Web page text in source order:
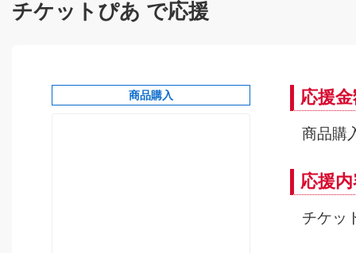
チケットぴあ で応援
商品購入 応援
商品購
応援
チケッ